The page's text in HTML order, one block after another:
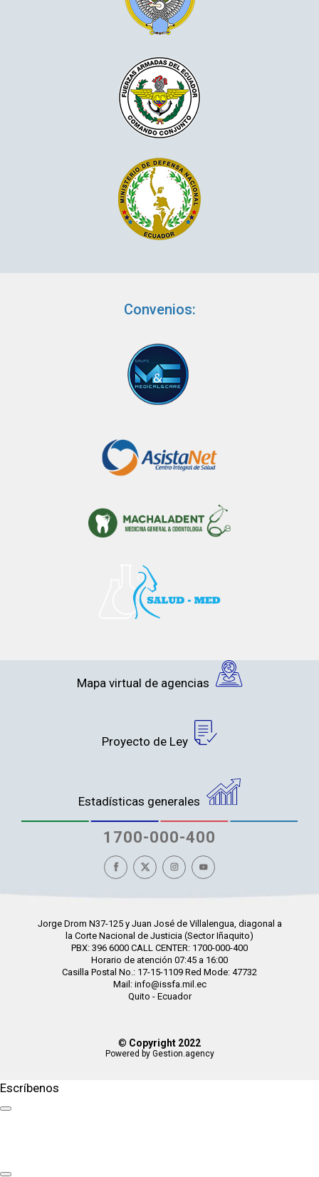
Convenios:
Mapa virtual de agencias
Proyecto de Ley
Estadísticas generales
1700-000-400
© Copyright 2022
Powered by Gestion.agency
Jorge Drom N37-125 y Juan José de Villalengua, diagonal a
la Corte Nacional de Justicia (Sector Iñaquito)
PBX: 396 6000 CALL CENTER: 1700-000-400
Horario de atención 07:45 a 16:00
Casilla Postal No.: 17-15-1109 Red Mode: 47732
Mail: info@issfa.mil.ec
Quito - Ecuador
Escríbenos